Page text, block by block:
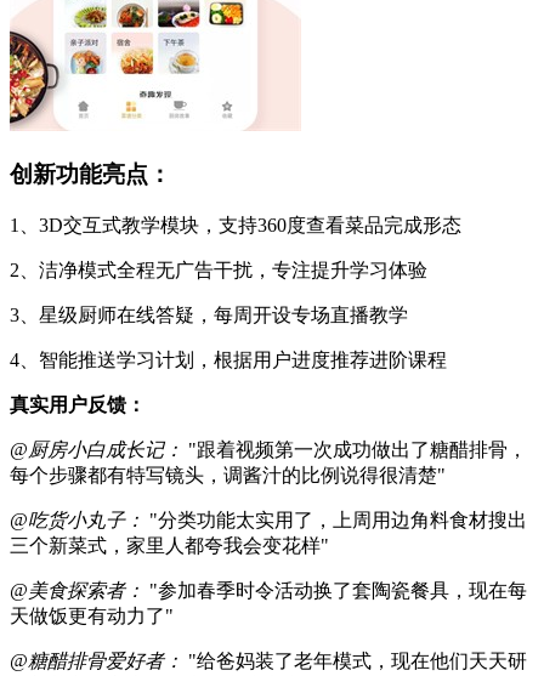
创新功能亮点：
1、3D交互式教学模块，支持360度查看菜品完成形态
2、洁净模式全程无广告干扰，专注提升学习体验
3、星级厨师在线答疑，每周开设专场直播教学
4、智能推送学习计划，根据用户进度推荐进阶课程
真实用户反馈：
@厨房小白成长记： "跟着视频第一次成功做出了糖醋排骨，
每个步骤都有特写镜头，调酱汁的比例说得很清楚"
@吃货小丸子： "分类功能太实用了，上周用边角料食材搜出
三个新菜式，家里人都夸我会变花样"
@美食探索者： "参加春季时令活动换了套陶瓷餐具，现在每
天做饭更有动力了"
@糖醋排骨爱好者： "给爸妈装了老年模式，现在他们天天研